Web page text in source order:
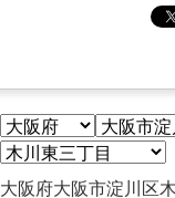
大阪府大阪市淀川区